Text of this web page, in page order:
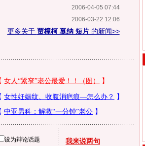
2006-04-05 07:44
2006-03-22 12:06
更多关于 贾樟柯 戛纳 短片的新闻>>
设为辩论话题 我来说两句